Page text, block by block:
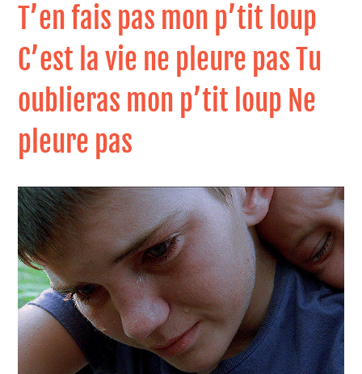
T’en fais pas mon p’tit loup
C’est la vie ne pleure pas Tu
oublieras mon p’tit loup Ne
pleure pas